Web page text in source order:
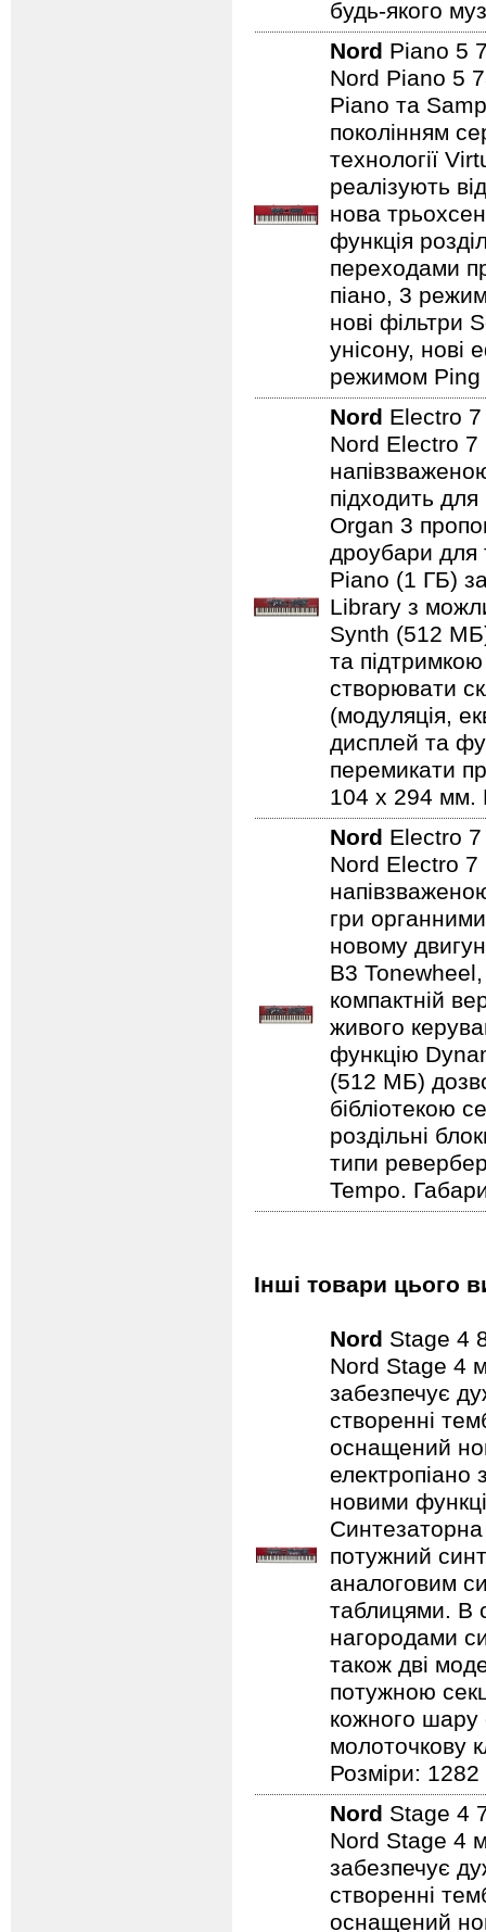
будь-якого
Nord Piano 5
Nord Piano 5
Piano та
поколінням
технології
реалізують
нова
функція
переходами
піано, 3
нові фільтри
унісону,
режимом Ping
Nord Electro
Nord Electro 7
підходить
Organ 3
дроубари для
Piano (1 ГБ)
Library з
Synth (512
та
створювати
(модуляція,
дисплей та
перемикати
104 x 294 мм.
Nord Electro
Nord Electro 7
гри
новому
B3
компактній
живого
функцію
(512 МБ)
бібліотекою
роздільні
типи
Tempo.
Інші товари цього
Nord Stage 4
Nord Stage 4
забезпечує
створенні
оснащений
електропіано
новими
потужний
аналоговим
таблицями. В
нагородами
також дві
потужною
кожного шару
молоточкову
Розміри:
Nord Stage 4
Nord Stage 4
забезпечує
створенні
оснащений